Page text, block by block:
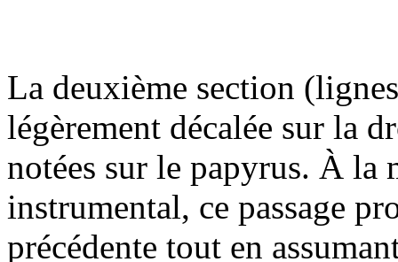
La deuxième section
légèrement décalée sur la
notées sur le papyrus. À la
instrumental, ce passage
précédente tout en